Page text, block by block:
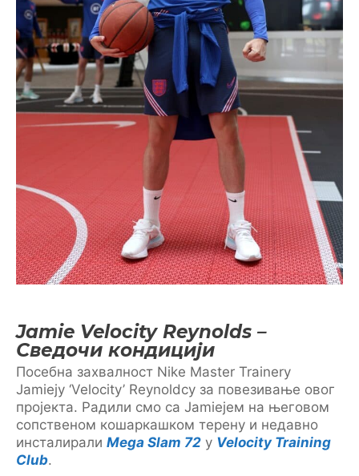
Jamie Velocity Reynolds –
Сведочи кондицији
Посебна захвалност Nike Master Trainerу
Jamieју ‘Velocity’ Reynoldсу за повезивање овог
пројекта. Радили смо са Jamieјем на његовом
сопственом кошаркашком терену и недавно
инсталирали Mega Slam 72 у Velocity Training
Club.